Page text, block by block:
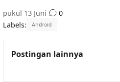
pukul 13 Juni
0
Labels:
Android
Postingan lainnya